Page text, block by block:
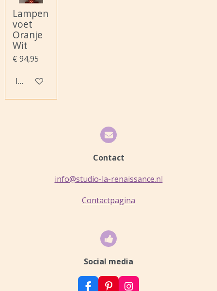
Lampen
voet
Oranje
Wit
€ 94,95
In winkelwagen
Contact
info@studio-la-renaissance.nl
Contactpagina
Social media